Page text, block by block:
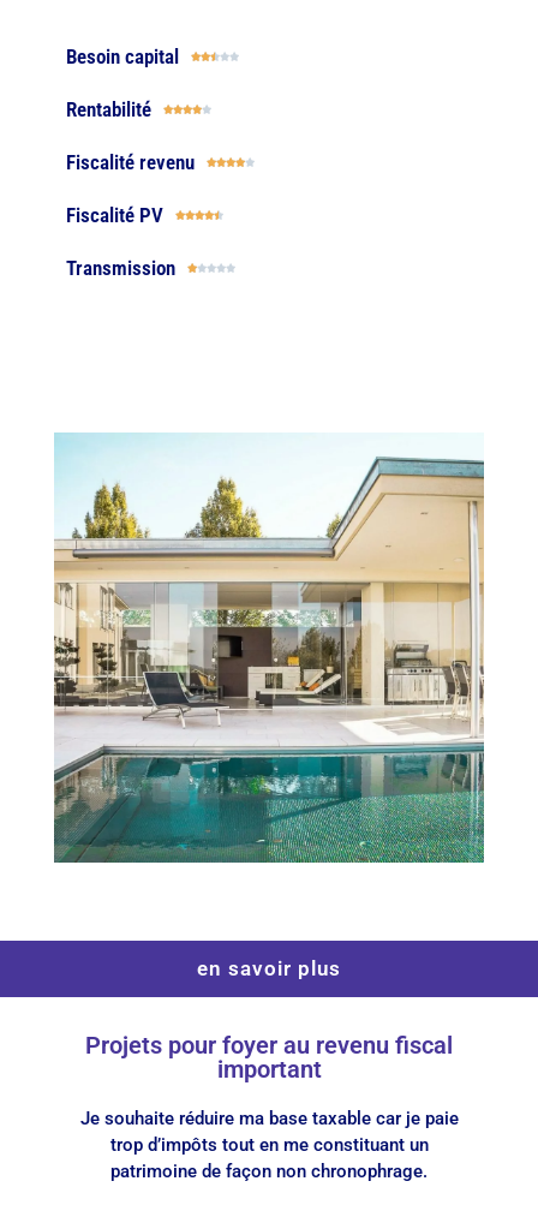
Besoin capital 
Rentabilité 
Fiscalité revenu 
Fiscalité PV 
Transmission 
en savoir plus
Projets pour foyer au revenu fiscal
important
Je souhaite réduire ma base taxable car je paie
trop d’impôts tout en me constituant un
patrimoine de façon non chronophrage.